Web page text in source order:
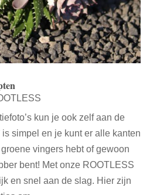
kun je ook zelf aan de
is simpel en je kunt er alle kanten
vingers hebt of gewoon
bent! Met onze ROOTLESS
en snel aan de slag. Hier zijn